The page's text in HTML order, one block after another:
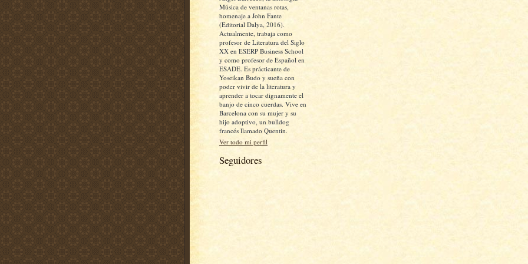
Música de ventanas rotas,
homenaje a John Fante
(Editorial Dalya, 2016).
Actualmente, trabaja como
profesor de Literatura del Siglo
XX en ESERP Business School
y como profesor de Español en
ESADE. Es prácticante de
Yoseikan Budo y sueña con
poder vivir de la literatura y
aprender a tocar dignamente el
banjo de cinco cuerdas. Vive en
Barcelona con su mujer y su
hijo adoptivo, un bulldog
francés llamado Quentin.
Ver todo mi perfil
Seguidores